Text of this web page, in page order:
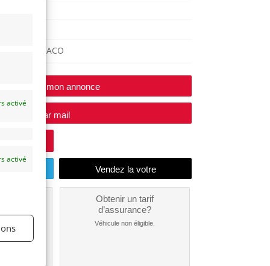
activé
activé
MONACO
Modifier mon annonce
vendeur par mail
Obtenir un tarif
d’assurance?
Véhicule non éligible.